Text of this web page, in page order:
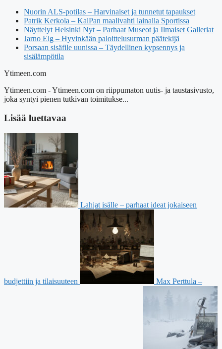
Nuorin ALS-potilas – Harvinaiset ja tunnetut tapaukset
Patrik Kerkola – KalPan maalivahti lainalla Sportissa
Näyttelyt Helsinki Nyt – Parhaat Museot ja Ilmaiset Galleriat
Jarno Elg – Hyvinkään paloittelusurman päätekijä
Porsaan sisäfile uunissa – Täydellinen kypsennys ja
sisälämpötila
Ytimeen.com
Ytimeen.com - Ytimeen.com on riippumaton uutis- ja taustasivusto,
joka syntyi pienen tutkivan toimitukse...
Lisää luettavaa
Lahjat isälle – parhaat ideat jokaiseen
budjettiin ja tilaisuuteen Max Perttula –